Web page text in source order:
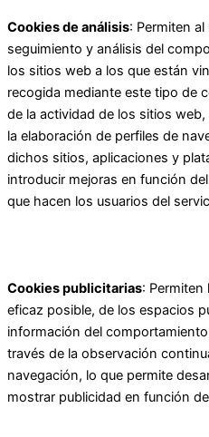
Cookies de análisis: Permiten
seguimiento y análisis del
los sitios web a los que están
recogida mediante este tipo de
de la actividad de los sitios
la elaboración de perfiles de
dichos sitios, aplicaciones y
introducir mejoras en función
que hacen los usuarios del
Cookies publicitarias: Permiten
eficaz posible, de los espacios
información del
través de la observación
navegación, lo que permite
mostrar publicidad en función